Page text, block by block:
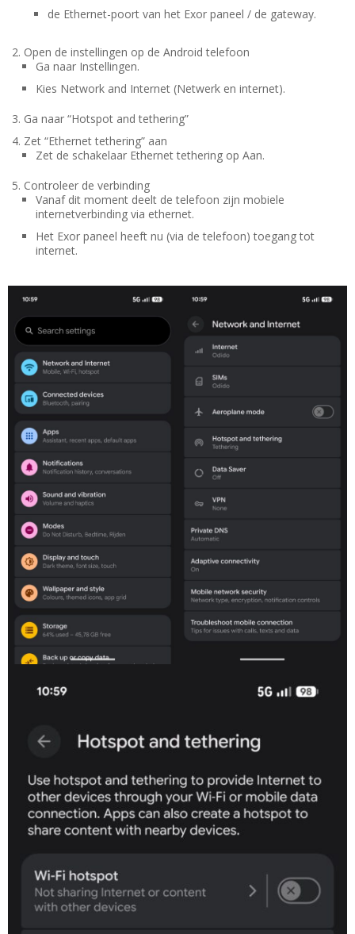
de Ethernet-poort van het Exor paneel / de gateway.
Open de instellingen op de Android telefoon
Ga naar Instellingen.
Kies Network and Internet (Netwerk en internet).
Ga naar “Hotspot and tethering”
Zet “Ethernet tethering” aan
Zet de schakelaar Ethernet tethering op Aan.
Controleer de verbinding
Vanaf dit moment deelt de telefoon zijn mobiele
internetverbinding via ethernet.
Het Exor paneel heeft nu (via de telefoon) toegang tot
internet.